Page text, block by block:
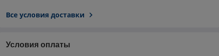
Все условия доставки
Условия оплаты